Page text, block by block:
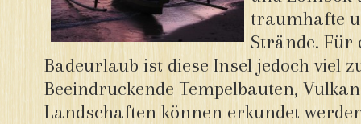
traumhafte
Strände. Für
Badeurlaub ist diese Insel jedoch viel
Beeindruckende Tempelbauten,
Landschaften können erkundet